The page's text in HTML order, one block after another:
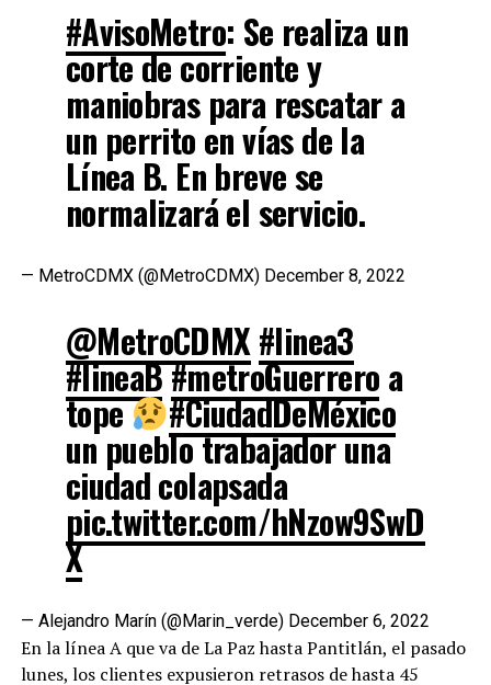
#AvisoMetro: Se realiza un
corte de corriente y
maniobras para rescatar a
un perrito en vías de la
Línea B. En breve se
normalizará el servicio.
— MetroCDMX (@MetroCDMX) December 8, 2022
@MetroCDMX #linea3
#lineaB#metroGuerrero a
tope #CiudadDeMéxico
un pueblo trabajador una
ciudad colapsada
pic.twitter.com/hNzow9SwD
X
— Alejandro Marín (@Marin_verde) December 6, 2022
En la línea A que va de La Paz hasta Pantitlán, el pasado
lunes, los clientes expusieron retrasos de hasta 45